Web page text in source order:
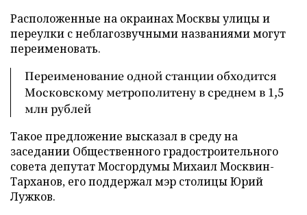
Расположенные на окраинах Москвы улицы и
переулки с неблагозвучными названиями могут
переименовать.
Переименование одной станции обходится
Московскому метрополитену в среднем в 1,5
млн рублей
Такое предложение высказал в среду на
заседании Общественного градостроительного
совета депутат Мосгордумы Михаил Москвин-
Тарханов, его поддержал мэр столицы Юрий
Лужков.